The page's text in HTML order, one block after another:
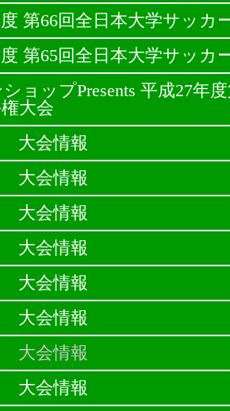
第66回全日本大学サッカ
第65回全日本大学サッカ
ョップPresents 平成27年
大会
大会情報
大会情報
大会情報
大会情報
大会情報
大会情報
大会情報
大会情報